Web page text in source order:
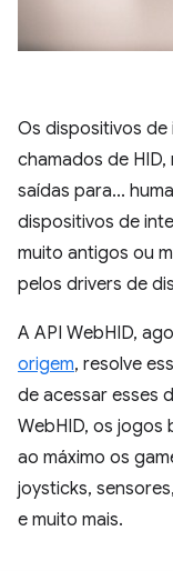
Os dispositivos
chamados de
saídas para...
dispositivos de
muito antigos ou
pelos drivers de
A API WebHID,
origem, resolve
de acessar esses
WebHID, os jogos
ao máximo os
joysticks,
e muito mais.